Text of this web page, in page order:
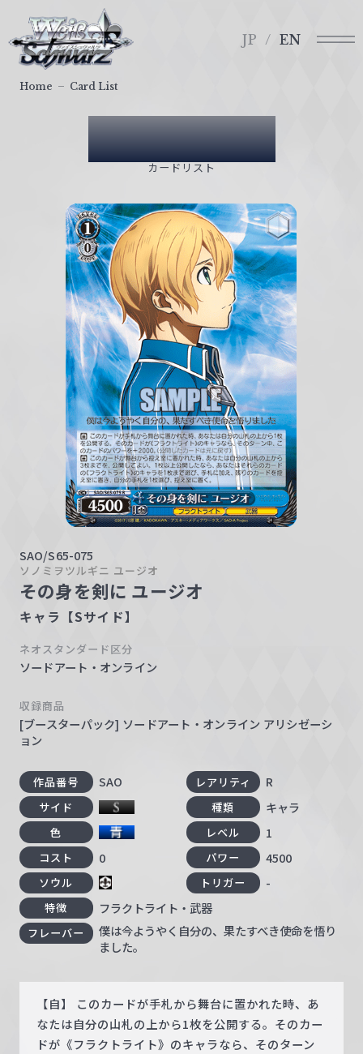
ァ
イ
JP EN
Card List
カードリスト
Home Card List
SAO/S65-075
ソノミヲツルギニ ユージオ
その身を剣に ユージオ
キャラ【Sサイド】
ネオスタンダード区分
ソードアート・オンライン
収録商品
[ブースターパック] ソードアート・オンライン アリシゼーシ
ョン
作品番号 SAO レアリティ R
サイド 種類 キャラ
色 レベル 1
コスト 0 パワー 4500
ソウル トリガー -
特徴 フラクトライト・武器
フレーバー
僕は今ようやく自分の、果たすべき使命を悟り
ました。
【自】 このカードが手札から舞台に置かれた時、あ
なたは自分の山札の上から1枚を公開する。そのカー
ドが《フラクトライト》のキャラなら、そのターン